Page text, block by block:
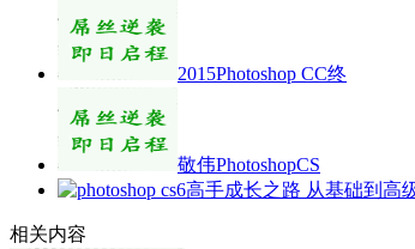
2015Photoshop CC终
敬伟PhotoshopCS
相关内容